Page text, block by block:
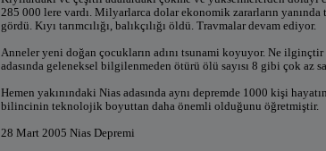
285 000 lere vardı. Milyarlarca dolar ekonomik zararların
gördü. Kıyı tarımcılığı, balıkçılığı öldü. Travmalar devam ediyor.
Anneler yeni doğan çocukların adını tsunami koyuyor. Ne
adasında geleneksel bilgilenmeden ötürü ölü sayısı 8 gibi çok az
Hemen yakınındaki Nias adasında aynı depremde 1000 kişi
bilincinin teknolojik boyuttan daha önemli olduğunu öğretmiştir.
28 Mart 2005 Nias Depremi